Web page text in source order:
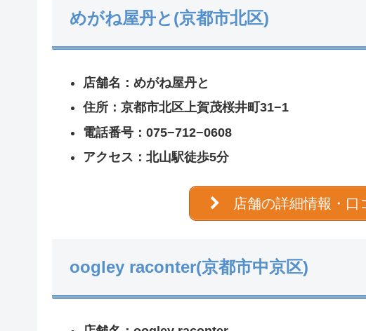
めがね屋丹と(京都市北区)
店舗名：めがね屋丹と
住所：京都市北区上賀茂桜井町31−1
電話番号：075−712−0608
アクセス：北山駅徒歩5分
店舗の詳細情報・口
oogley raconter(京都市中京区)